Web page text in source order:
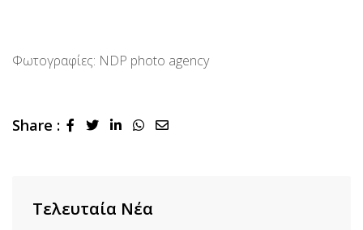
Φωτογραφίες: NDP photo agency
Share : LinkedInWhatsapp
Share
Τελευταία Νέα